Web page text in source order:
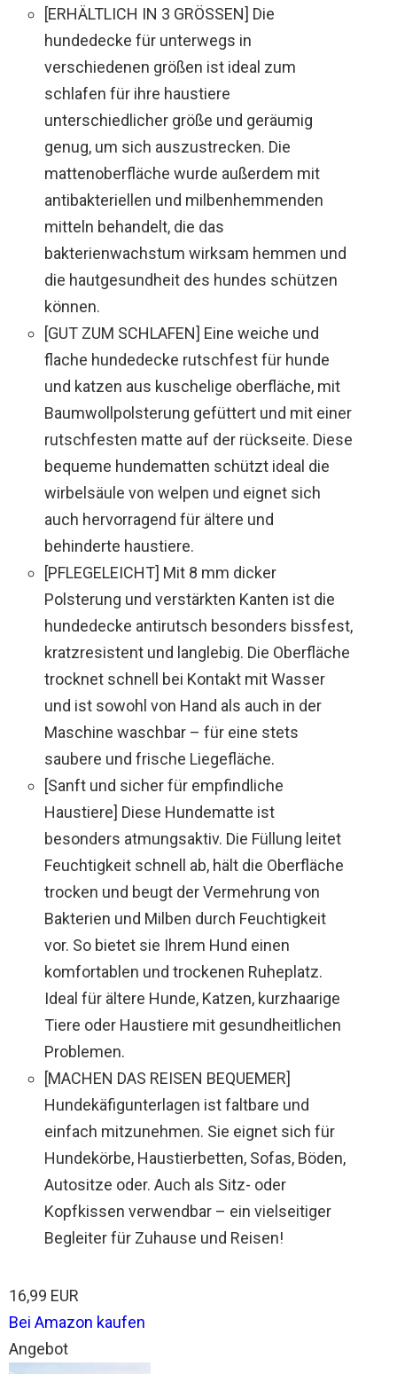
[ERHÄLTLICH IN 3 GRÖSSEN] Die
hundedecke für unterwegs in
verschiedenen größen ist ideal zum
schlafen für ihre haustiere
unterschiedlicher größe und geräumig
genug, um sich auszustrecken. Die
mattenoberfläche wurde außerdem mit
antibakteriellen und milbenhemmenden
mitteln behandelt, die das
bakterienwachstum wirksam hemmen und
die hautgesundheit des hundes schützen
können.
[GUT ZUM SCHLAFEN] Eine weiche und
flache hundedecke rutschfest für hunde
und katzen aus kuschelige oberfläche, mit
Baumwollpolsterung gefüttert und mit einer
rutschfesten matte auf der rückseite. Diese
bequeme hundematten schützt ideal die
wirbelsäule von welpen und eignet sich
auch hervorragend für ältere und
behinderte haustiere.
[PFLEGELEICHT] Mit 8 mm dicker
Polsterung und verstärkten Kanten ist die
hundedecke antirutsch besonders bissfest,
kratzresistent und langlebig. Die Oberfläche
trocknet schnell bei Kontakt mit Wasser
und ist sowohl von Hand als auch in der
Maschine waschbar – für eine stets
saubere und frische Liegefläche.
[Sanft und sicher für empfindliche
Haustiere] Diese Hundematte ist
besonders atmungsaktiv. Die Füllung leitet
Feuchtigkeit schnell ab, hält die Oberfläche
trocken und beugt der Vermehrung von
Bakterien und Milben durch Feuchtigkeit
vor. So bietet sie Ihrem Hund einen
komfortablen und trockenen Ruheplatz.
Ideal für ältere Hunde, Katzen, kurzhaarige
Tiere oder Haustiere mit gesundheitlichen
Problemen.
[MACHEN DAS REISEN BEQUEMER]
Hundekäfigunterlagen ist faltbare und
einfach mitzunehmen. Sie eignet sich für
Hundekörbe, Haustierbetten, Sofas, Böden,
Autositze oder. Auch als Sitz- oder
Kopfkissen verwendbar – ein vielseitiger
Begleiter für Zuhause und Reisen!
16,99 EUR
Bei Amazon kaufen
Angebot